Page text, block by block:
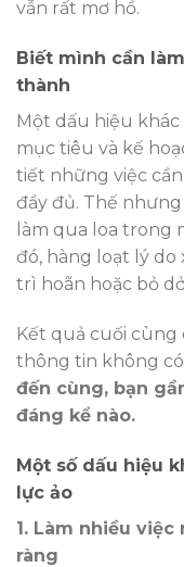
vẫn rất mơ hồ.
Biết mình cần
thành
Một dấu hiệu
mục tiêu và kế
tiết những việc
đầy đủ. Thế
làm qua loa trong
đó, hàng loạt lý do
trì hoãn hoặc bỏ
Kết quả cuối
thông tin không
đến cùng, bạn
đáng kể nào.
Một số dấu hiệu
lực ảo
1. Làm nhiều
ràng